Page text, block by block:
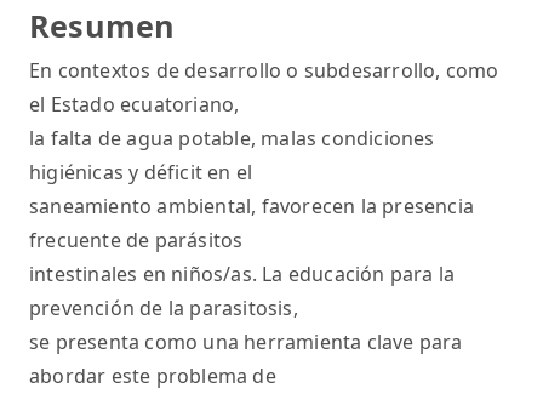
Resumen
En contextos de desarrollo o subdesarrollo, como
el Estado ecuatoriano,
la falta de agua potable, malas condiciones
higiénicas y déficit en el
saneamiento ambiental, favorecen la presencia
frecuente de parásitos
intestinales en niños/as. La educación para la
prevención de la parasitosis,
se presenta como una herramienta clave para
abordar este problema de